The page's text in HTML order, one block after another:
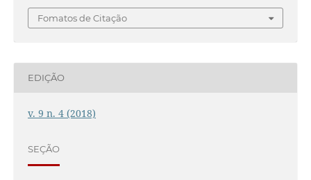
Fomatos de Citação
EDIÇÃO
v. 9 n. 4 (2018)
SEÇÃO